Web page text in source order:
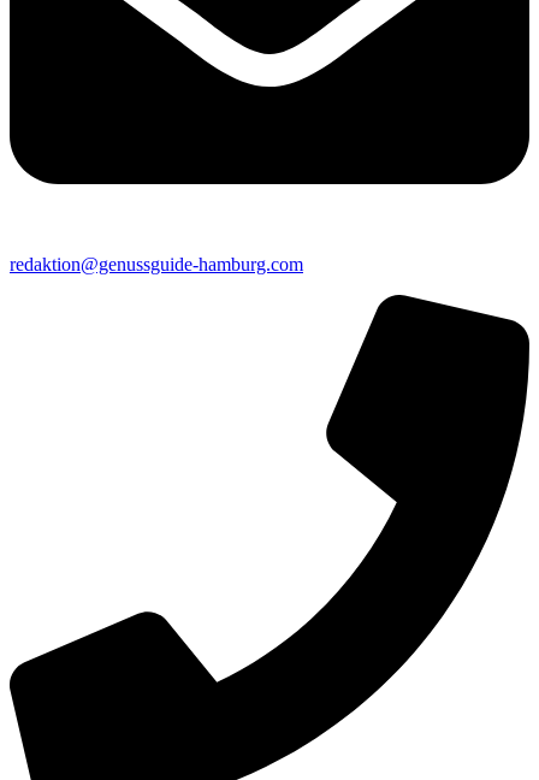
redaktion@genussguide-hamburg.com